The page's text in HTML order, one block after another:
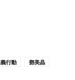
行動
鄧美晶